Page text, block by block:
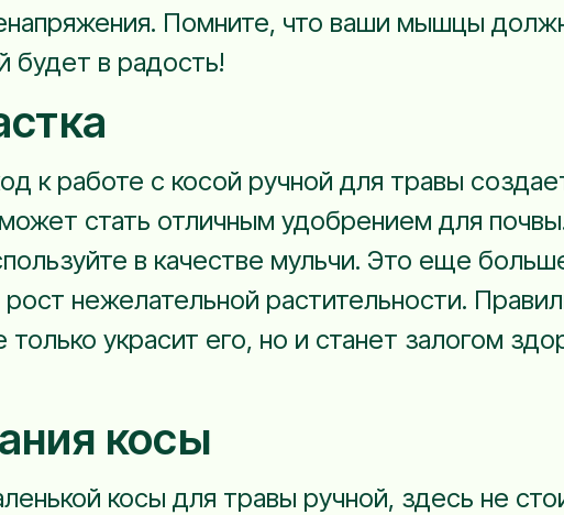
Помните, что ваши мышцы
будет в радость!
к работе с косой ручной для травы
стать отличным удобрением для
в качестве мульчи. Это еще
нежелательной растительности.
украсит его, но и станет залогом
косы
косы для травы ручной, здесь не